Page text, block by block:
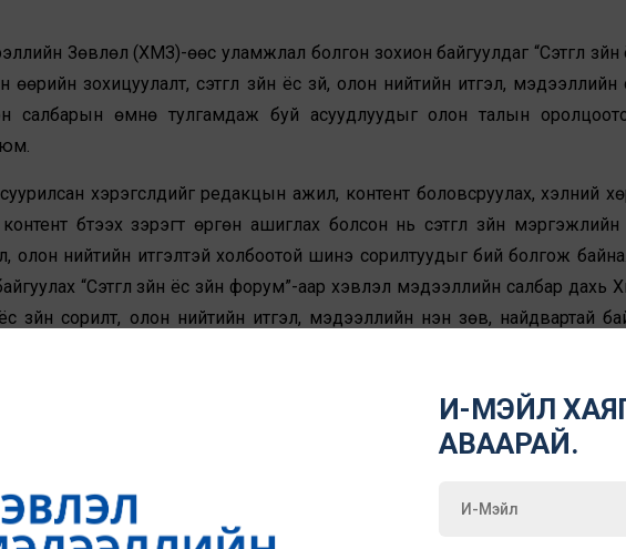
Зөвлөл (ХМЗ)-өөс уламжлал болгон зохион байгуулдаг “Сэтгүүл зүйн
зохицуулалт, сэтгүүл зүйн ёс зүй, олон нийтийн итгэл,
салбарын өмнө тулгамдаж буй асуудлуудыг олон талын
юм.
хэрэгслүүдийг редакцын ажил, контент боловсруулах, хэлний
бүтээх зэрэгт өргөн ашиглах болсон нь сэтгүүл зүйн мэргэжлийн
олон нийтийн итгэлтэй холбоотой шинэ сорилтуудыг бий болгож
“Сэтгүүл зүйн ёс зүйн форум”-аар хэвлэл мэдээллийн салбар дахь
зүйн сорилт, олон нийтийн итгэл, мэдээллийн үнэн зөв, найдвартай
хэлэлцэхээр төлөвлөж байна. Иймд форумын үеэр танилцуулах
нотолгоонд суурилсан хэлэлцүүлгийн үндэс болгох зорилгоор
зарлаж байна.
хүрээ:
сэдэв, зорилготой уялдсан, Монголын хэвлэл мэдээллийн орчин
И-МЭЙЛ
АВААРАЙ.